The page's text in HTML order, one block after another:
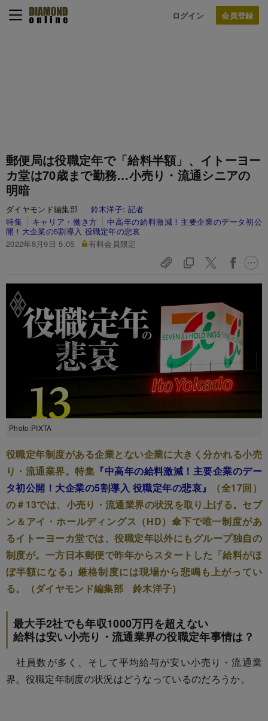
ログイン
郵便局は役職定年で「給料半額」、イトーヨー
カ堂は70歳まで勤務…小売り・流通シニアの
明暗
ダイヤモンド編集部 鈴木洋子: 記者
特集
キャリア・働き方
中高年の給料激減！主要企業のデータ初公
開！大企業の5割導入 役職定年の悲哀
2022年8月9日 5:05
有料会員限定
Photo:PIXTA
役職定年制度がある企業とない企業に大きく分かれる小売
り・流通業界。特集 『中高年の給料激減！主要企業のデー
タ初公開！大企業の5割導入 役職定年の悲哀』
（全17回）
の＃13では、小売り・流通業界の状況を取り上げる。セブ
ン＆アイ・ホールディングス（HD）傘下で唯一制度があ
るイトーヨーカ堂では、役職定年以外にもグループ独自の
制度が。一方日本郵便で昨年からスタートした「給料がほ
ぼ半額になる」厳格制度には現場から悲鳴も上がってい
る。（ダイヤモンド編集部 鈴木洋子）
最大手2社でも年収1000万円を超えない
給料は安い小売り・流通業界の役職定年事情は？
社員数が多く、そして平均給与が安い小売り・流通業
界。役職定年制度の状況はどうなっているのだろうか。